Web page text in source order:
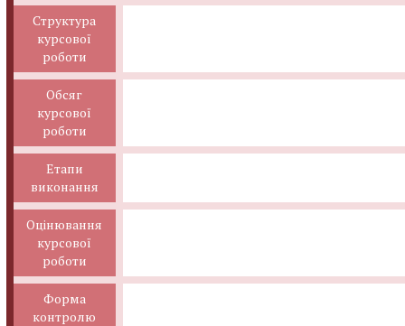
Структура
курсової
роботи
Обсяг
курсової
роботи
Етапи
виконання
Оцінювання
курсової
роботи
Форма
контролю